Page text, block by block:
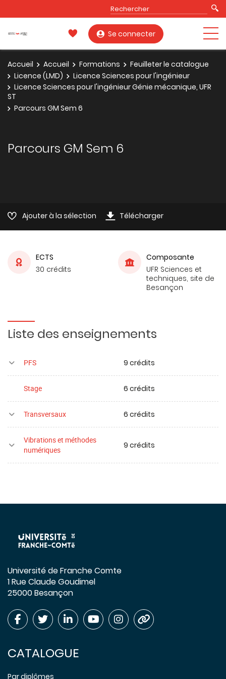
Se connecter
Accueil Accueil Formations
Feuilleter le catalogue
Licence (LMD)
Licence Sciences pour l'ingénieur
Licence Sciences pour l'ingénieur Génie mécanique, UFR
ST
Parcours GM Sem 6
Parcours GM Sem 6
Ajouter à la sélection Télécharger
ECTS
30 crédits
Composante
UFR Sciences et
techniques, site de
Besançon
Liste des enseignements
PFS 9 crédits
Stage 6 crédits
Transversaux 6 crédits
Vibrations et méthodes
numériques
9 crédits
Université de Franche Comte
1 Rue Claude Goudimel
25000 Besançon
CATALOGUE
Par diplômes